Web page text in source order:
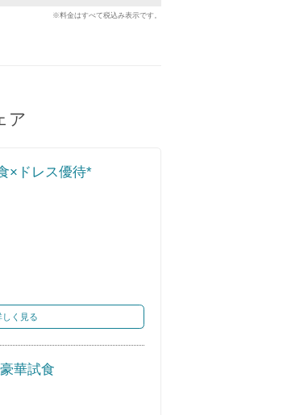
※料金はすべて税込み表示です。
ア
×ドレス優待*
しく見る
華試食